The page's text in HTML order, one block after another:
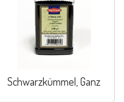
Schwarzkümmel, Ganz